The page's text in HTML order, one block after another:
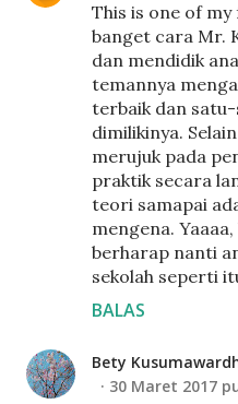
This is one of my
banget cara Mr.
dan mendidik
temannya
terbaik dan
dimilikinya.
merujuk pada
praktik secara
teori samapai
mengena.
berharap nanti
sekolah seperti
BALAS
Bety
30 Maret 2017